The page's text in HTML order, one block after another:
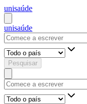
unisaúde
unisaúde
Pesquisar